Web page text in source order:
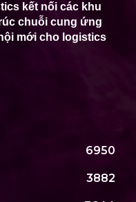
kết nối các khu
chuỗi cung ứng
mới cho logistics
6950
3882